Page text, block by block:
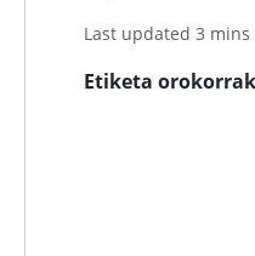
Last updated 3 mins
Etiketa orokorrak